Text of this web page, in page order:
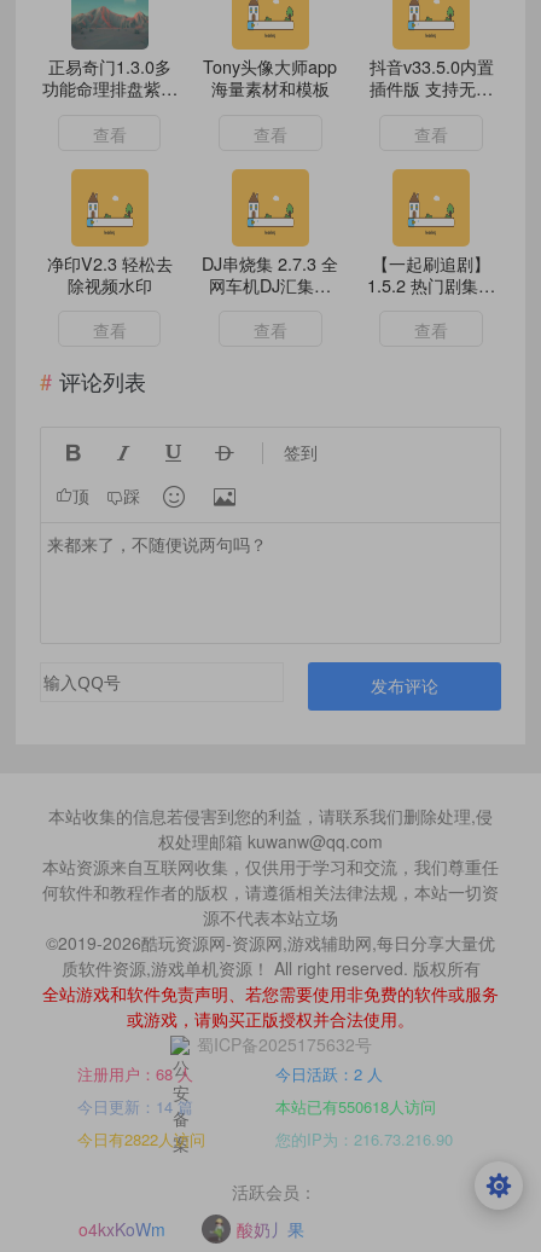
正易奇门1.3.0多
功能命理排盘紫微
查看
Tony头像大师app
海量素材和模板
查看
抖音v33.5.0内置
插件版 支持无水
自动续火花
查看
净印V2.3 轻松去
除视频水印
查看
DJ串烧集 2.7.3 全
网车机DJ汇集地
查看
【一起刷追剧】
1.5.2 热门剧集实
查看
评论列表
    签到
顶 踩  
发布评论
本站收集的信息若侵害到您的利益，请联系我们删除处理,侵
权处理邮箱 kuwanw@qq.com
本站资源来自互联网收集，仅供用于学习和交流，我们尊重任
何软件和教程作者的版权，请遵循相关法律法规，本站一切资
源不代表本站立场
©2019-2026酷玩资源网-资源网,游戏辅助网,每日分享大量优
质软件资源,游戏单机资源！ All right reserved. 版权所有
全站游戏和软件免责声明、若您需要使用非免费的软件或服务
或游戏，请购买正版授权并合法使用。
蜀ICP备2025175632号
注册用户：68 人
今日活跃：2 人
今日更新：14 篇
本站已有550618人访问
今日有2822人访问
您的IP为：216.73.216.90
活跃会员：
o4kxKoWm
酸奶丿果